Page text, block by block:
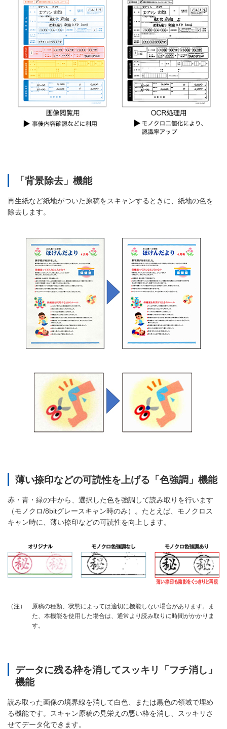
「背景除去」機能
再生紙など紙地がついた原稿をスキャンするときに、紙地の色を
除去します。
薄い捺印などの可読性を上げる「色強調」機能
赤・青・緑の中から、選択した色を強調して読み取りを行います
（モノクロ/8bitグレースキャン時のみ）。たとえば、モノクロス
キャン時に、薄い捺印などの可読性を向上します。
（注）
原稿の種類、状態によっては適切に機能しない場合があります。ま
た、本機能を使用した場合は、通常より読み取りに時間がかかりま
す。
データに残る枠を消してスッキリ「フチ消し」
機能
読み取った画像の境界線を消して白色、または黒色の領域で埋め
る機能です。スキャン原稿の見栄えの悪い枠を消し、スッキリさ
せてデータ化できます。